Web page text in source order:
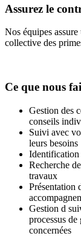
Assurez le
Nos équipes
collective des
Ce que nous
Gestion des
conseils
Suivi avec
leurs besoins
Identification
Recherche
travaux
Présentation
Gestion d
processus
concernées